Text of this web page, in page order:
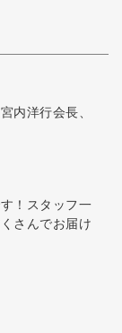
内洋行会長、
！スタッフ一
さんでお届け